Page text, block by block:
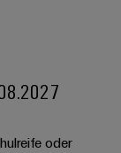
oder